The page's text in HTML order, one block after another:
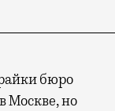
бюро
Москве, но